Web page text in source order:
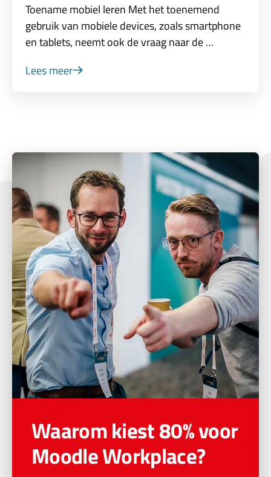
Toename mobiel leren Met het toenemend
gebruik van mobiele devices, zoals smartphone
en tablets, neemt ook de vraag naar de …
Lees meer
Waarom kiest 80% voor
Moodle Workplace?